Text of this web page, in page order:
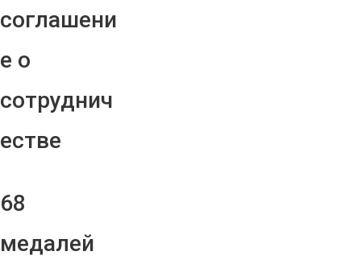
соглашени
е о
сотруднич
естве
68
медалей